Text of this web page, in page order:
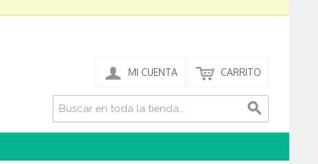
MI CUENTA CARRITO